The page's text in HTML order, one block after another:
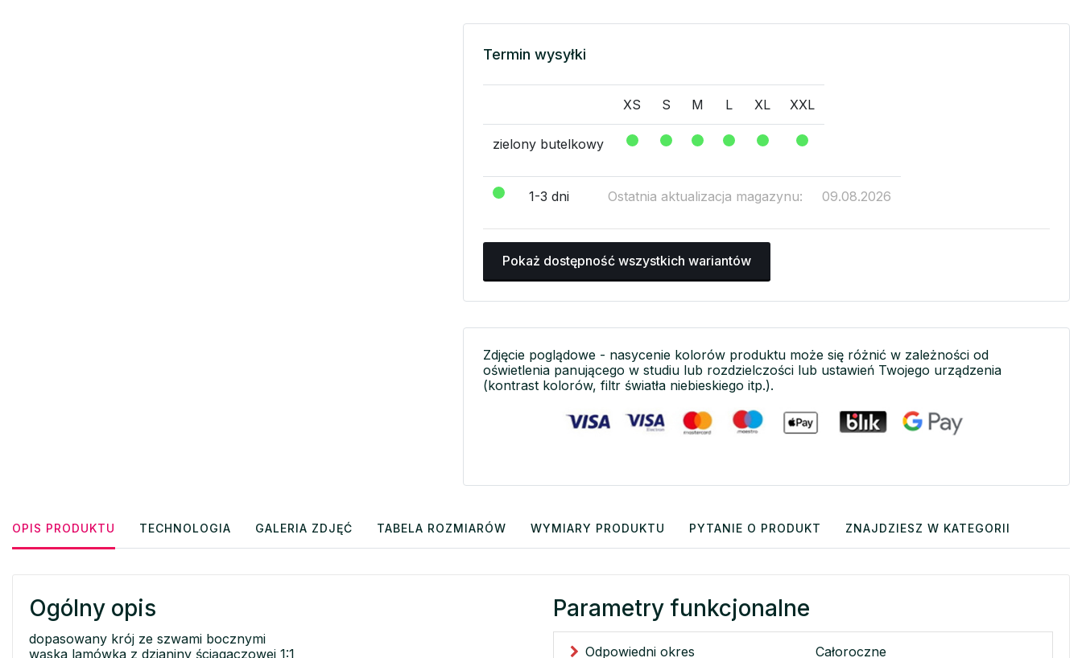
Termin wysyłki
XS S M L XL XXL
zielony butelkowy
1-3 dni Ostatnia aktualizacja magazynu: 09.08.2026
Pokaż dostępność wszystkich wariantów
Zdjęcie poglądowe - nasycenie kolorów produktu może się różnić w zależności od
oświetlenia panującego w studiu lub rozdzielczości lub ustawień Twojego urządzenia
(kontrast kolorów, filtr światła niebieskiego itp.).
OPIS PRODUKTU TECHNOLOGIA GALERIA ZDJĘĆ TABELA ROZMIARÓW WYMIARY PRODUKTU PYTANIE O PRODUKT ZNAJDZIESZ W KATEGORII
Ogólny opis
dopasowany krój ze szwami bocznymi
wąska lamówka z dzianiny ściągaczowej 1:1
Parametry funkcjonalne
Odpowiedni okres Całoroczne